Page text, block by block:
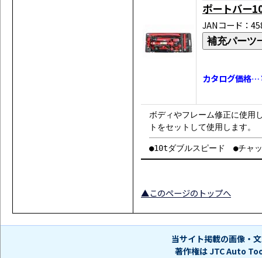
ポートバー
JANコード：
補充パーツ
カタログ価格
ボディやフレーム修正に使用
トをセットして使用します。
●10tダブルスピード ●チャ
▲このページのトップへ
当サイト掲載の画像・
著作権は JTC Auto